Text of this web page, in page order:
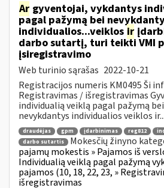
Ar gyventojai, vykdantys
pagal pažymą bei
individualios...veiklos ir
darbo sutartį, turi teikti VMI
įsiregistravimo
Web turinio sąrašas 2022-10-21
Registracijos numeris KM0495 Ši
Registravimas / išregistravimas
individualią veiklą pagal pažymą
nevykdantys individualios veiklos ir...
draudėjas gpm įdarbinimas reg812
darbo sutartis
Mokesčių žinyno
pajamų mokestis » Pajamos iš
Individualią veiklą pagal pažymą
pajamos (10, 18, 22, 23, »
išregistravimas